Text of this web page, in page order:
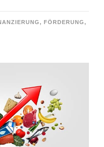
, FÖRDERUNG,